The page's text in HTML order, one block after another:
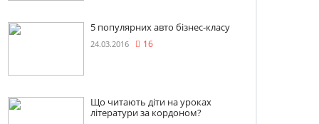
5 популярних авто бізнес-класу
24.03.2016 16
Що читають діти на уроках
літератури за кордоном?